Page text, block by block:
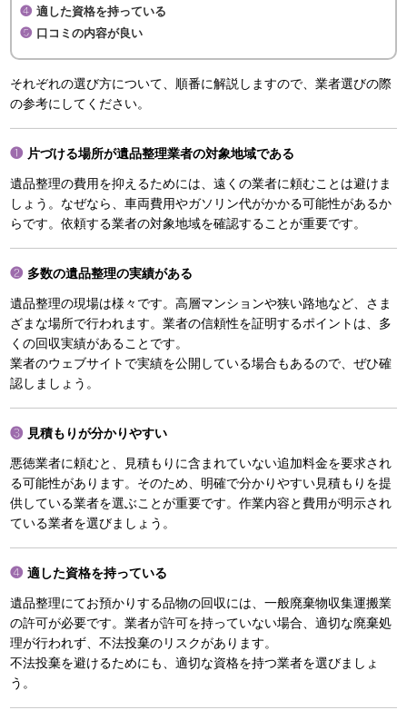
適した資格を持っている
口コミの内容が良い
それぞれの選び方について、順番に解説しますので、業者選びの際
の参考にしてください。
片づける場所が遺品整理業者の対象地域である
遺品整理の費用を抑えるためには、遠くの業者に頼むことは避けま
しょう。なぜなら、車両費用やガソリン代がかかる可能性があるか
らです。依頼する業者の対象地域を確認することが重要です。
多数の遺品整理の実績がある
遺品整理の現場は様々です。高層マンションや狭い路地など、さま
ざまな場所で行われます。業者の信頼性を証明するポイントは、多
くの回収実績があることです。
業者のウェブサイトで実績を公開している場合もあるので、ぜひ確
認しましょう。
見積もりが分かりやすい
悪徳業者に頼むと、見積もりに含まれていない追加料金を要求され
る可能性があります。そのため、明確で分かりやすい見積もりを提
供している業者を選ぶことが重要です。作業内容と費用が明示され
ている業者を選びましょう。
適した資格を持っている
遺品整理にてお預かりする品物の回収には、一般廃棄物収集運搬業
の許可が必要です。業者が許可を持っていない場合、適切な廃棄処
理が行われず、不法投棄のリスクがあります。
不法投棄を避けるためにも、適切な資格を持つ業者を選びましょ
う。